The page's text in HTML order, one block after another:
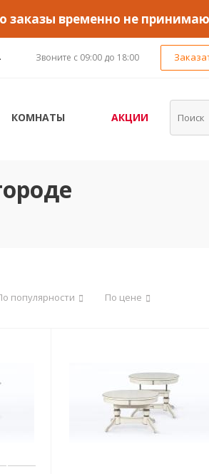
временно не
Звоните с 09:00 до 18:00
КОМНАТЫ АКЦИИ
популярности По цене